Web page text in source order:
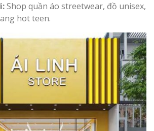
Shop quần áo streetwear, đồ unisex,
hot teen.